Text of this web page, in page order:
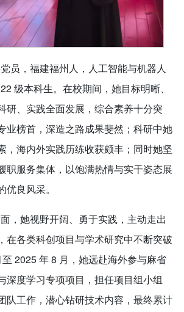
员，福建福州人，人工智能与机器人
级本科生。在校期间，她目标明晰、
研、实践全面发展，综合素养十分突
业榜首，深造之路成果斐然；科研中她
，海内外实践历练收获颇丰；同时她坚
职服务集体，以饱满热情与实干姿态展
良风采。
，她视野开阔、勇于实践，主动走出
在各类科创项目与学术研究中不断突破
2025 年 8 月，她远赴海外参与麻省
深度学习专项项目，担任项目组小组
队工作，潜心钻研技术内容，最终累计